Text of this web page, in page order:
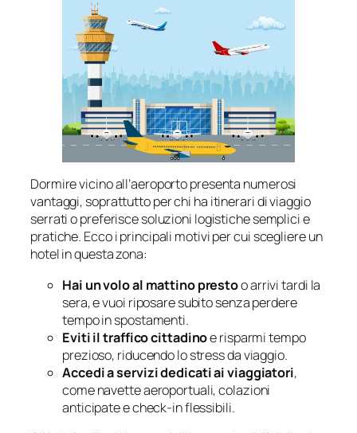
Dormire vicino all’aeroporto presenta numerosi
vantaggi, soprattutto per chi ha itinerari di viaggio
serrati o preferisce soluzioni logistiche semplici e
pratiche. Ecco i principali motivi per cui scegliere un
hotel in questa zona:
Hai un volo al mattino prestoo arrivi tardi la
sera, e vuoi riposare subito senza perdere
tempo in spostamenti.
Eviti il traffico cittadinoe risparmi tempo
prezioso, riducendo lo stress da viaggio.
Accedi a servizi dedicati ai viaggiatori,
come navette aeroportuali, colazioni
anticipate e check-in flessibili.